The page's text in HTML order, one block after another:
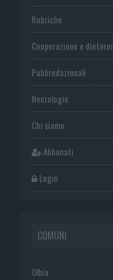
Rubriche
Cooperazione e dintorni
Publiredazionali
Necrologie
Chi siamo
Abbonati
Login
COMUNI
Olbia